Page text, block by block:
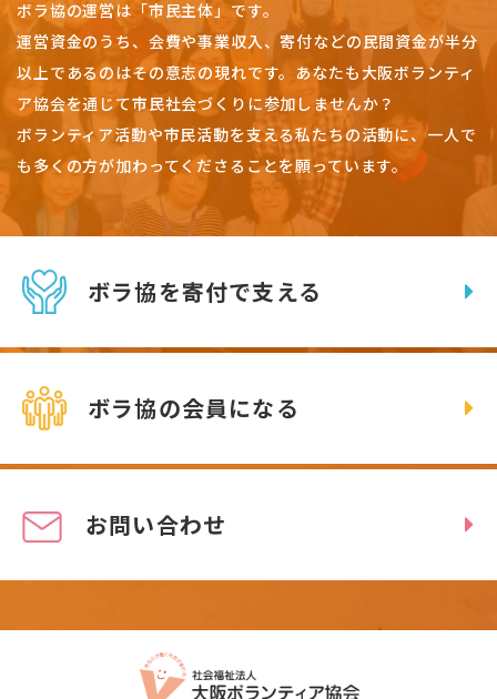
ボラ協の運営は「市民主体」です。
運営資金のうち、会費や事業収入、寄付などの民間資金が半分
以上であるのはその意志の現れです。 あなたも大阪ボランティ
ア協会を通じて市民社会づくりに参加しませんか？
ボランティア活動や市民活動を支える私たちの活動に、一人で
も多くの方が加わってくださることを願っています。
ボラ協を寄付で支える
ボラ協の会員になる
お問い合わせ